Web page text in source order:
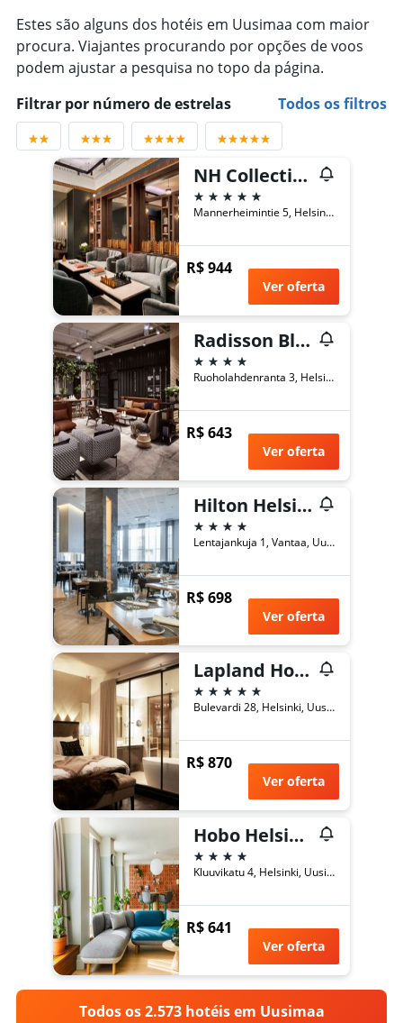
Estes são alguns dos hotéis em Uusimaa com maior
procura. Viajantes procurando por opções de voos
podem ajustar a pesquisa no topo da página.
Filtrar por número de estrelas
Todos os filtros
NH Collection Helsinki Grand Hansa
5 estrelas
Mannerheimintie 5, Helsinki, Finlandia, Helsinki, Uusimaa, Finlândia
R$ 944
Ver oferta
Radisson Blu Seaside Hotel, Helsinki
4 estrelas
Ruoholahdenranta 3, Helsinki, Uusimaa, Finlândia
R$ 643
Ver oferta
Hilton Helsinki Airport
4 estrelas
Lentajankuja 1, Vantaa, Uusimaa, Finlândia
R$ 698
Ver oferta
Lapland Hotels Bulevardi
5 estrelas
Bulevardi 28, Helsinki, Uusimaa, Finlândia
R$ 870
Ver oferta
Hobo Helsinki, an Ascend Collection Hotel
4 estrelas
Kluuvikatu 4, Helsinki, Uusimaa, Finlândia
R$ 641
Ver oferta
Todos os 2.573 hotéis em Uusimaa